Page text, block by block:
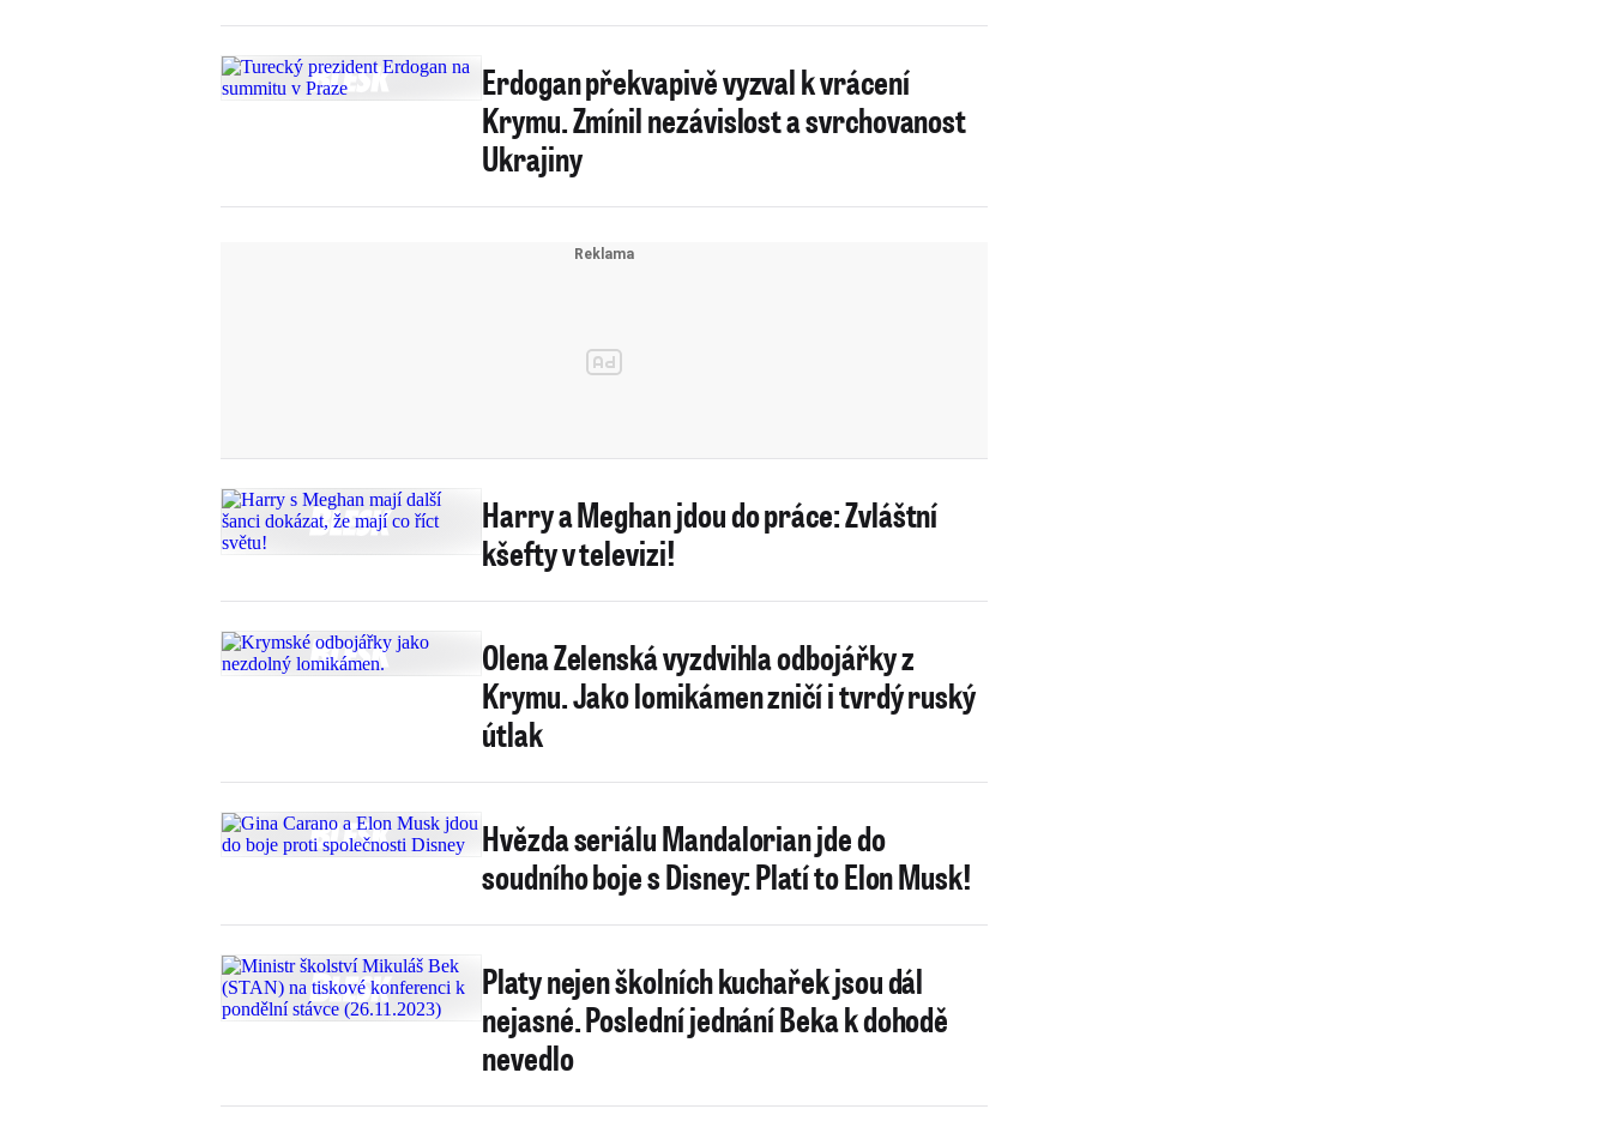
Erdogan překvapivě vyzval k vrácení
Krymu. Zmínil nezávislost a svrchovanost
Ukrajiny
Harry a Meghan jdou do práce: Zvláštní
kšefty v televizi!
Olena Zelenská vyzdvihla odbojářky z
Krymu. Jako lomikámen zničí i tvrdý ruský
útlak
Hvězda seriálu Mandalorian jde do
soudního boje s Disney: Platí to Elon Musk!
Platy nejen školních kuchařek jsou dál
nejasné. Poslední jednání Beka k dohodě
nevedlo